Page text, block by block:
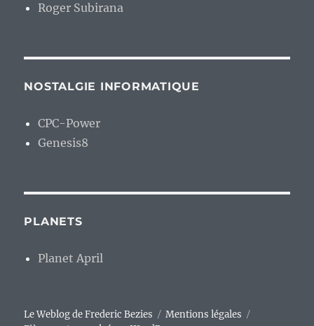
Roger Subirana
NOSTALGIE INFORMATIQUE
CPC-Power
Genesis8
PLANETS
Planet April
Le Weblog de Frederic Bezies
Mentions légales